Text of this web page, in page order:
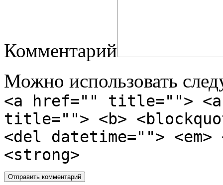
Комментарий
Можно использовать
<a href="" title="">
title=""> <b>
<del datetime="">
<strong>